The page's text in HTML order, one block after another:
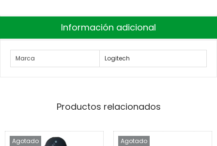
Información adicional
Marca Logitech
Productos relacionados
Agotado Agotado